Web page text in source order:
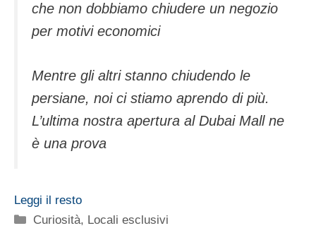
che non dobbiamo chiudere un negozio
per motivi economici
Mentre gli altri stanno chiudendo le
persiane, noi ci stiamo aprendo di più.
L’ultima nostra apertura al Dubai Mall ne
è una prova
Leggi il resto
Categorie
Curiosità, Locali esclusivi